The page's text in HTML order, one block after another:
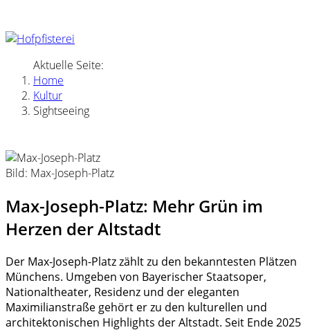
Aktuelle Seite:
Home
Kultur
Sightseeing
Bild: Max-Joseph-Platz
Max-Joseph-Platz: Mehr Grün im
Herzen der Altstadt
Der Max-Joseph-Platz zählt zu den bekanntesten Plätzen
Münchens. Umgeben von Bayerischer Staatsoper,
Nationaltheater, Residenz und der eleganten
Maximilianstraße gehört er zu den kulturellen und
architektonischen Highlights der Altstadt. Seit Ende 2025